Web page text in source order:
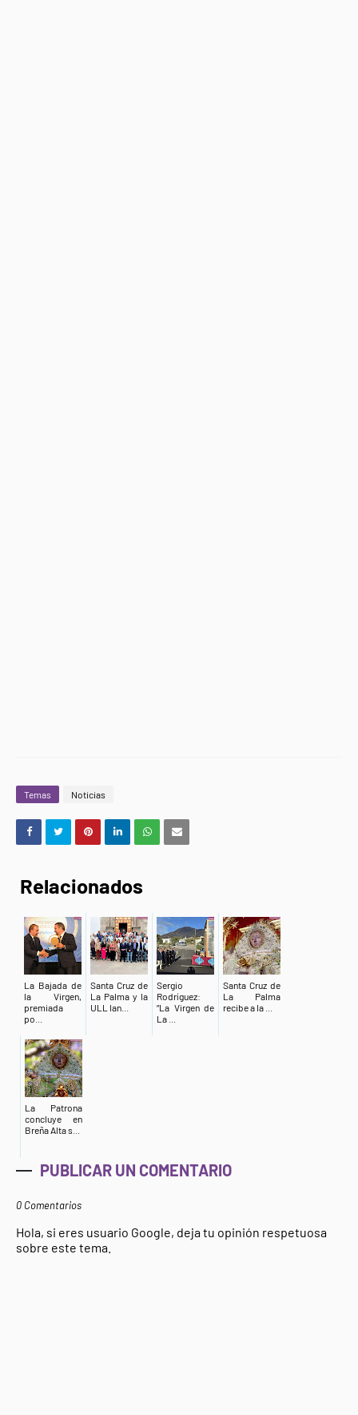
Temas Noticias
Relacionados
La Bajada de
la Virgen,
premiada
po...
Santa Cruz de
La Palma y la
ULL lan...
Sergio
Rodríguez:
“La Virgen de
La ...
Santa Cruz de
La Palma
recibe a la ...
La Patrona
concluye en
Breña Alta s...
PUBLICAR UN COMENTARIO
0 Comentarios
Hola, si eres usuario Google, deja tu opinión respetuosa
sobre este tema.